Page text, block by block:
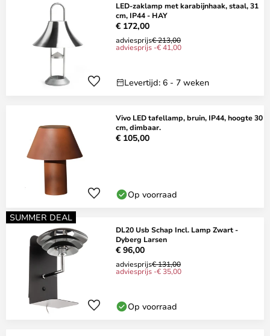
LED-zaklamp met karabijnhaak, staal, 31
cm, IP44 - HAY
€ 172,00
adviesprijs€ 213,00
adviesprijs -€ 41,00
Levertijd: 6 - 7 weken
Vivo LED tafellamp, bruin, IP44, hoogte 30
cm, dimbaar.
€ 105,00
Op voorraad
SUMMER DEAL
DL20 Usb Schap Incl. Lamp Zwart -
Dyberg Larsen
€ 96,00
adviesprijs€ 131,00
adviesprijs -€ 35,00
Op voorraad